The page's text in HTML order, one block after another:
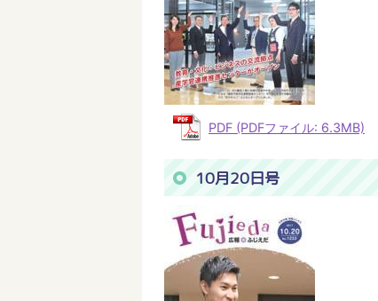
PDF (PDFファイル: 6.3MB)
10月20日号